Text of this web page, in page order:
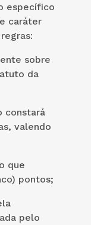
específico
caráter
sobre
da
constará
valendo
que
pontos;
pelo